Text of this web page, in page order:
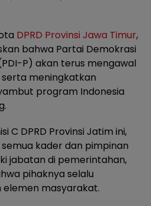
DPRD Provinsi Jawa Timur,
bahwa Partai Demokrasi
P) akan terus mengawal
meningkatkan
program Indonesia
C DPRD Provinsi Jatim ini,
kader dan pimpinan
jabatan di pemerintahan,
pihaknya selalu
masyarakat.